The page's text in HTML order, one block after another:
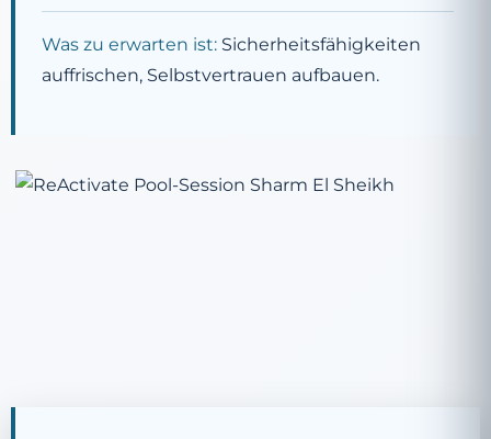
Was zu erwarten ist:Sicherheitsfähigkeiten
auffrischen, Selbstvertrauen aufbauen.